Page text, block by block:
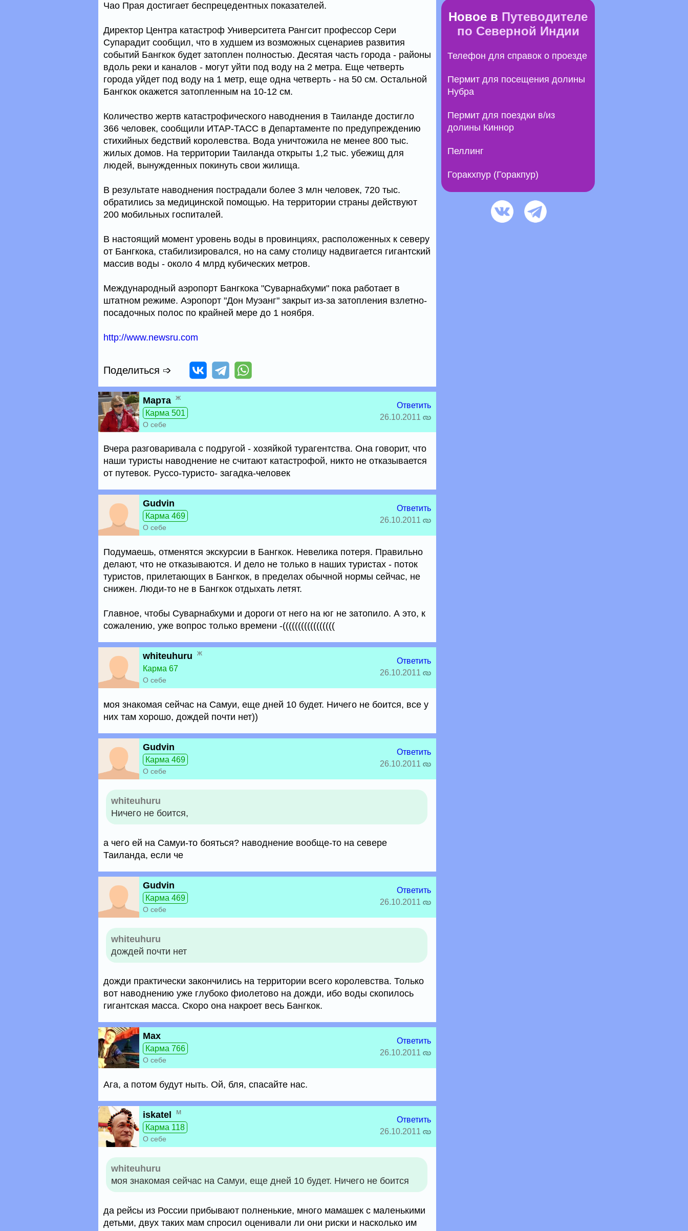
Чао Прая достигает беспрецедентных показателей.
Директор Центра катастроф Университета Рангсит профессор Сери
Супарадит сообщил, что в худшем из возможных сценариев развития
событий Бангкок будет затоплен полностью. Десятая часть города - районы
вдоль реки и каналов - могут уйти под воду на 2 метра. Еще четверть
города уйдет под воду на 1 метр, еще одна четверть - на 50 см. Остальной
Бангкок окажется затопленным на 10-12 см.
Количество жертв катастрофического наводнения в Таиланде достигло
366 человек, сообщили ИТАР-ТАСС в Департаменте по предупреждению
стихийных бедствий королевства. Вода уничтожила не менее 800 тыс.
жилых домов. На территории Таиланда открыты 1,2 тыс. убежищ для
людей, вынужденных покинуть свои жилища.
В результате наводнения пострадали более 3 млн человек, 720 тыс.
обратились за медицинской помощью. На территории страны действуют
200 мобильных госпиталей.
В настоящий момент уровень воды в провинциях, расположенных к северу
от Бангкока, стабилизировался, но на саму столицу надвигается гигантский
массив воды - около 4 млрд кубических метров.
Международный аэропорт Бангкока "Суварнабхуми" пока работает в
штатном режиме. Аэропорт "Дон Муэанг" закрыт из-за затопления взлетно-
посадочных полос по крайней мере до 1 ноября.
http://www.newsru.com
Поделиться ➩
Марта ж
Карма 501
О себе
Ответить
26.10.2011
Вчера разговаривала с подругой - хозяйкой турагентства. Она говорит, что
наши туристы наводнение не считают катастрофой, никто не отказывается
от путевок. Руссо-туристо- загадка-человек
Gudvin
Карма 469
О себе
Ответить
26.10.2011
Подумаешь, отменятся экскурсии в Бангкок. Невелика потеря. Правильно
делают, что не отказываются. И дело не только в наших туристах - поток
туристов, прилетающих в Бангкок, в пределах обычной нормы сейчас, не
снижен. Люди-то не в Бангкок отдыхать летят.
Главное, чтобы Суварнабхуми и дороги от него на юг не затопило. А это, к
сожалению, уже вопрос только времени -(((((((((((((((((
whiteuhuru ж
Карма 67
О себе
Ответить
26.10.2011
моя знакомая сейчас на Самуи, еще дней 10 будет. Ничего не боится, все у
них там хорошо, дождей почти нет))
Gudvin
Карма 469
О себе
Ответить
26.10.2011
whiteuhuru
Ничего не боится,
а чего ей на Самуи-то бояться? наводнение вообще-то на севере
Таиланда, если че
Gudvin
Карма 469
О себе
Ответить
26.10.2011
whiteuhuru
дождей почти нет
дожди практически закончились на территории всего королевства. Только
вот наводнению уже глубоко фиолетово на дожди, ибо воды скопилось
гигантская масса. Скоро она накроет весь Бангкок.
Max
Карма 766
О себе
Ответить
26.10.2011
Ага, а потом будут ныть. Ой, бля, спасайте нас.
iskatel
м
Карма 118
О себе
Ответить
26.10.2011
whiteuhuru
моя знакомая сейчас на Самуи, еще дней 10 будет. Ничего не боится
да рейсы из России прибывают полненькие, много мамашек с маленькими
детьми, двух таких мам спросил оценивали ли они риски и насколько им
Новое в Путеводителе
по Северной Индии
Телефон для справок о проезде
Пермит для посещения долины
Нубра
Пермит для поездки в/из
долины Киннор
Пеллинг
Горакхпур (Горакпур)